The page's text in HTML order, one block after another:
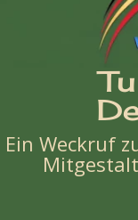
Ein Weckruf